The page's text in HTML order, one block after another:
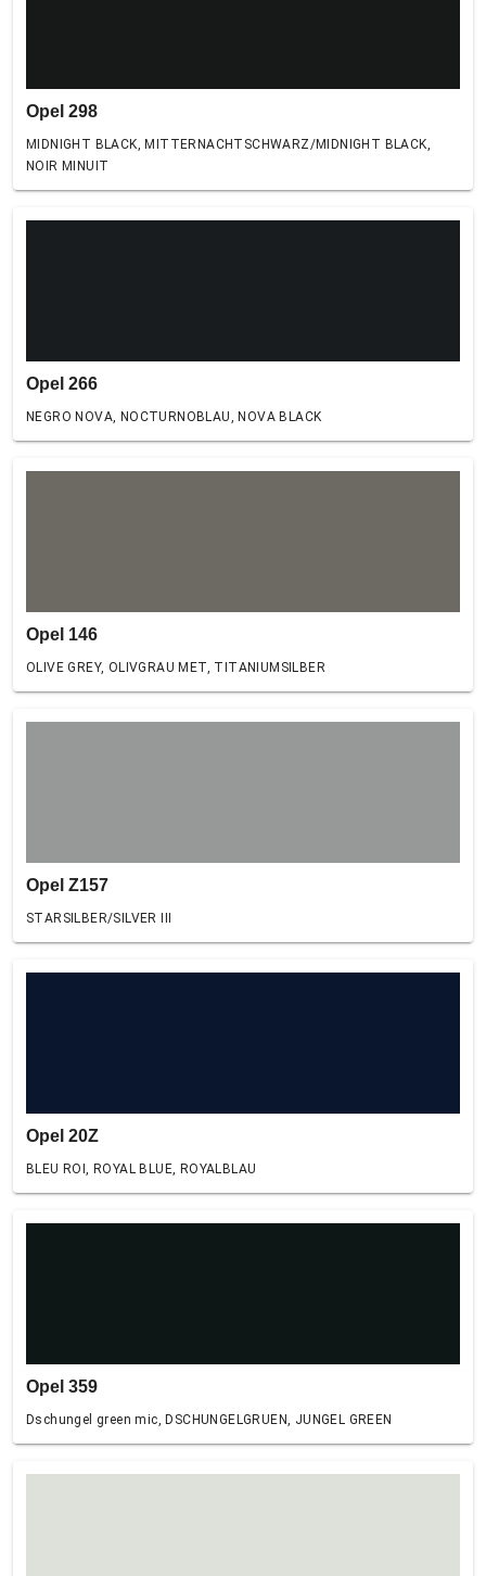
Opel 298
MIDNIGHT BLACK, MITTERNACHTSCHWARZ/MIDNIGHT BLACK,
NOIR MINUIT
Opel 266
NEGRO NOVA, NOCTURNOBLAU, NOVA BLACK
Opel 146
OLIVE GREY, OLIVGRAU MET, TITANIUMSILBER
Opel Z157
STARSILBER/SILVER III
Opel 20Z
BLEU ROI, ROYAL BLUE, ROYALBLAU
Opel 359
Dschungel green mic, DSCHUNGELGRUEN, JUNGEL GREEN